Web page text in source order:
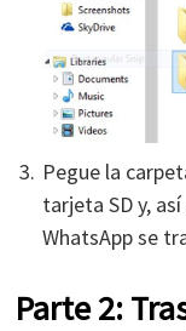
Pegue la
tarjeta SD y,
WhatsApp se
Parte 2: